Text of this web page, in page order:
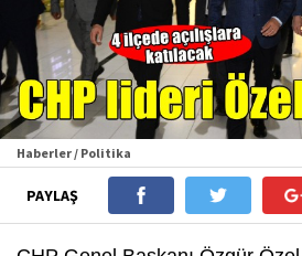
Haberler / Politika
PAYLAŞ